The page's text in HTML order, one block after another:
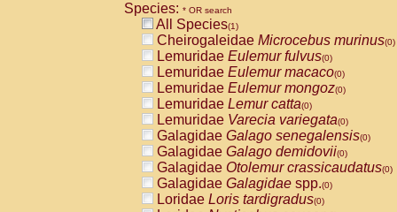
Species: * OR search
All Species(1)
Cheirogaleidae Microcebus murinus(0)
Lemuridae Eulemur fulvus(0)
Lemuridae Eulemur macaco(0)
Lemuridae Eulemur mongoz(0)
Lemuridae Lemur catta(0)
Lemuridae Varecia variegata(0)
Galagidae Galago senegalensis(0)
Galagidae Galago demidovii(0)
Galagidae Otolemur crassicaudatus(0)
Galagidae Galagidae spp.(0)
Loridae Loris tardigradus(0)